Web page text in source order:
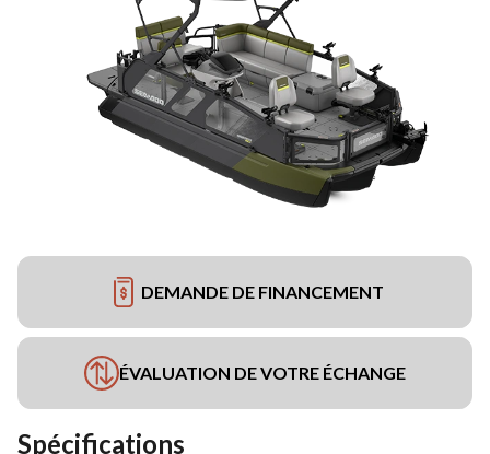
DEMANDE DE FINANCEMENT
ÉVALUATION DE VOTRE ÉCHANGE
Spécifications